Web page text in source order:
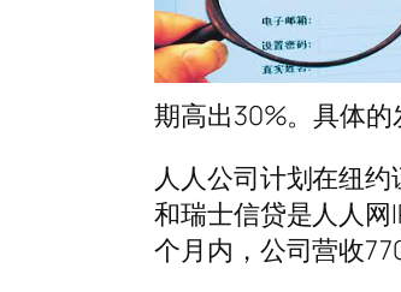
期高出30%。具体的
人人公司计划在纽
和瑞士信贷是人人网
个月内，公司营收